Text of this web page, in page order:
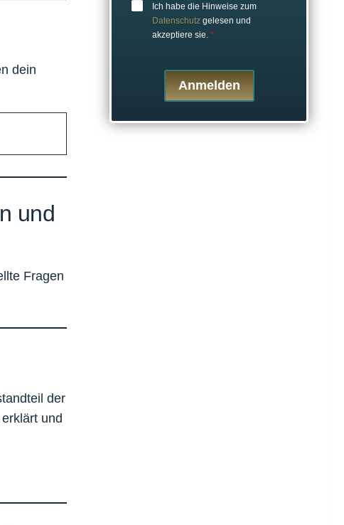
dein
und
Fragen
der
und
Ich habe die Hinweise zum
Datenschutz gelesen und
akzeptiere sie. *
Anmelden